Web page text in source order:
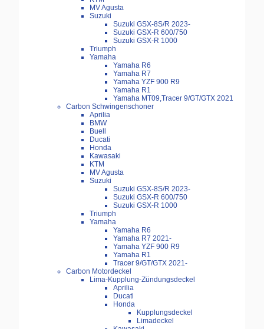
MV Agusta
Suzuki
Suzuki GSX-8S/R 2023-
Suzuki GSX-R 600/750
Suzuki GSX-R 1000
Triumph
Yamaha
Yamaha R6
Yamaha R7
Yamaha YZF 900 R9
Yamaha R1
Yamaha MT09,Tracer 9/GT/GTX 2021
Carbon Schwingenschoner
Aprilia
BMW
Buell
Ducati
Honda
Kawasaki
KTM
MV Agusta
Suzuki
Suzuki GSX-8S/R 2023-
Suzuki GSX-R 600/750
Suzuki GSX-R 1000
Triumph
Yamaha
Yamaha R6
Yamaha R7 2021-
Yamaha YZF 900 R9
Yamaha R1
Tracer 9/GT/GTX 2021-
Carbon Motordeckel
Lima-Kupplung-Zündungsdeckel
Aprilia
Ducati
Honda
Kupplungsdeckel
Limadeckel